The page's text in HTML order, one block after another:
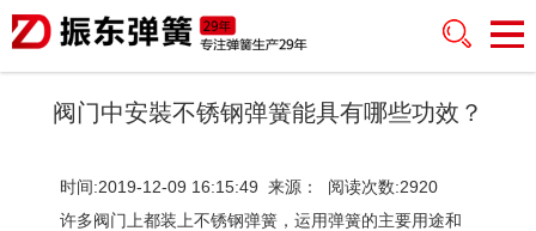
阀门中安裝不锈钢弹簧能具有哪些功效？
时间:2019-12-09 16:15:49 来源： 阅读次数:2920
许多阀门上都装上不锈钢弹簧，运用弹簧的主要用途和